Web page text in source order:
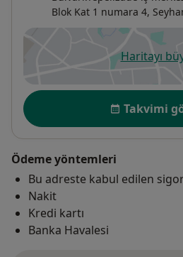
Blok Kat 1 numara 4,
Haritayıyeni
Uygunluk
Takvimi
Ödeme yöntemleri
Bu adreste kabul edilen
Nakit
Kredi kartı
Banka Havalesi